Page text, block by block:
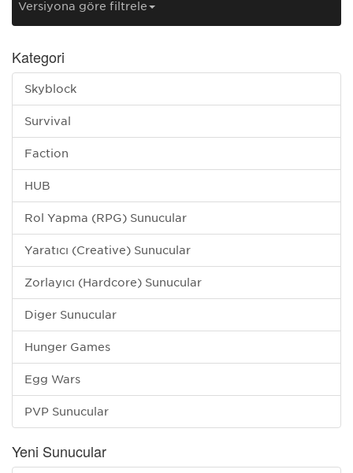
Versiyona göre filtrele
Kategori
Skyblock
Survival
Faction
HUB
Rol Yapma (RPG) Sunucular
Yaratıcı (Creative) Sunucular
Zorlayıcı (Hardcore) Sunucular
Diğer Sunucular
Hunger Games
Egg Wars
PVP Sunucular
Yeni Sunucular